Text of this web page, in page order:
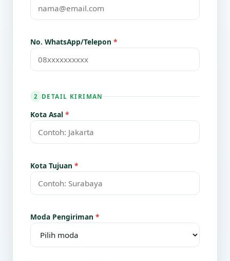
No. WhatsApp/Telepon *
2 DETAIL KIRIMAN
Kota Asal *
Kota Tujuan *
Moda Pengiriman *